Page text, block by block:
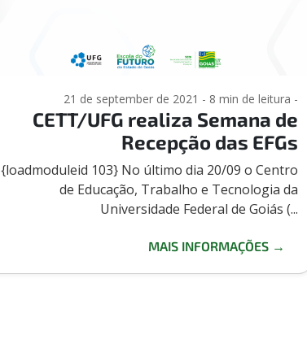
21 de september de 2021 - 8 min de leitura -
CETT/UFG realiza Semana de
Recepção das EFGs
{loadmoduleid 103} No último dia 20/09 o Centro
de Educação, Trabalho e Tecnologia da
Universidade Federal de Goiás (...
MAIS INFORMAÇÕES →